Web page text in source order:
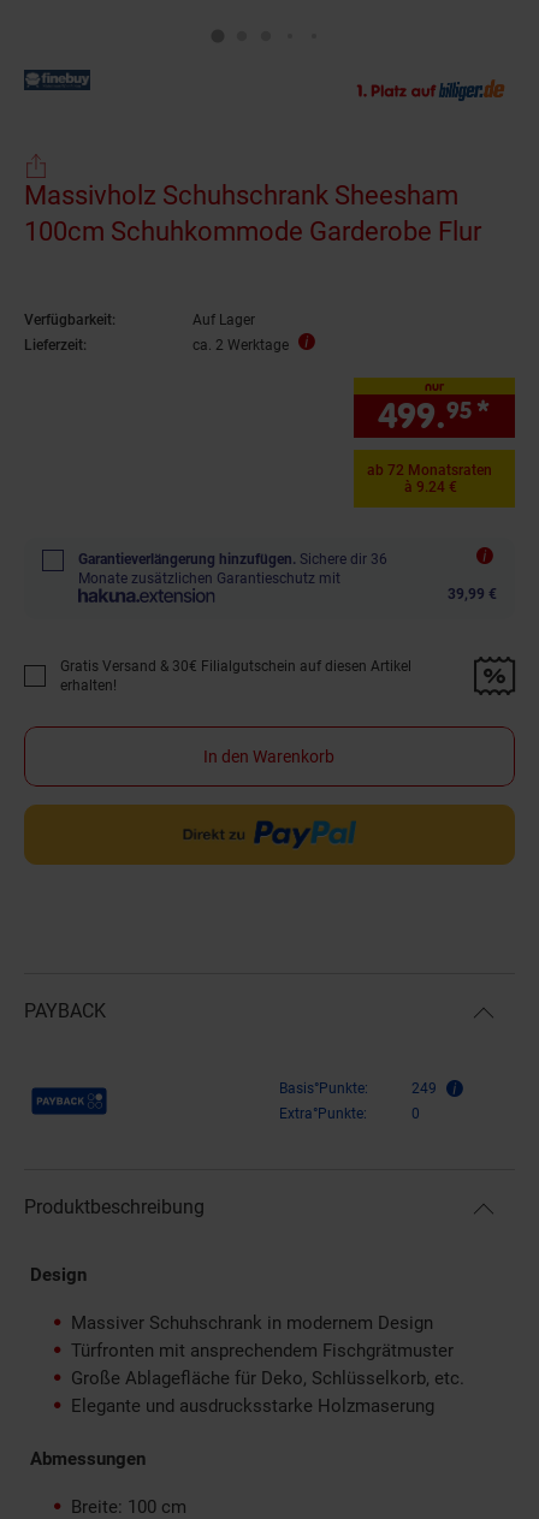
Massivholz Schuhschrank Sheesham
100cm Schuhkommode Garderobe Flur
Verfügbarkeit:
Auf Lager
Lieferzeit:
ca. 2 Werktage
nur
499.95 *
ab 72 Monatsraten
à 9.24 €
Garantieverlängerung hinzufügen. Sichere dir 36
Monate zusätzlichen Garantieschutz mit
39,99 €
Promotion "Gratis Versand &amp; 30€ Filialgutschein auf diesen Artikel
Gratis Versand & 30€ Filialgutschein auf diesen Artikel
erhalten!
In den Warenkorb
PAYBACK
Payback Punkte Basis°Punkte:
249
Extra°Punkte:
0
Produktbeschreibung
Design
Massiver Schuhschrank in modernem Design
Türfronten mit ansprechendem Fischgrätmuster
Große Ablagefläche für Deko, Schlüsselkorb, etc.
Elegante und ausdrucksstarke Holzmaserung
Abmessungen
Breite: 100 cm